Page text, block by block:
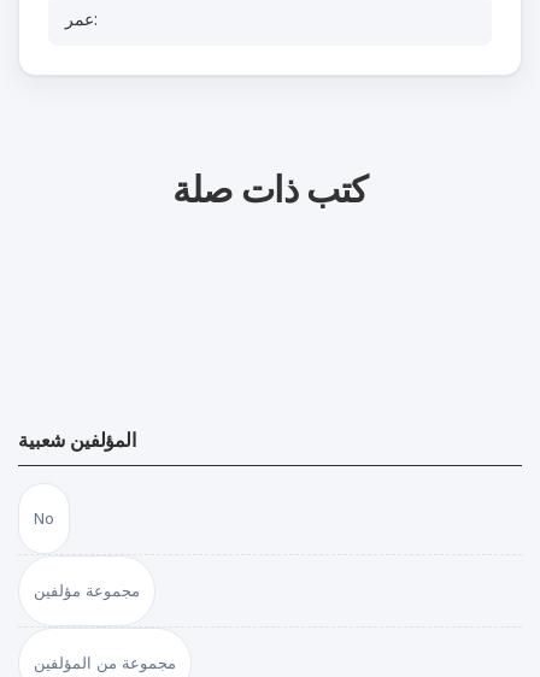
عمر:
كتب ذات صلة
المؤلفين شعبية
No
مجموعة مؤلفين
مجموعة من المؤلفين